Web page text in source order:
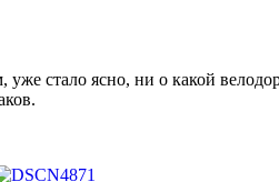
стало ясно, ни о какой